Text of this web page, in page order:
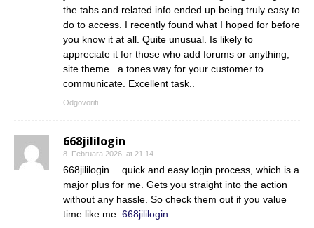
the tabs and related info ended up being truly easy to
do to access. I recently found what I hoped for before
you know it at all. Quite unusual. Is likely to
appreciate it for those who add forums or anything,
site theme . a tones way for your customer to
communicate. Excellent task..
Odgovoriti
668jililogin
8. Februara 2026. at 21:14
668jililogin… quick and easy login process, which is a
major plus for me. Gets you straight into the action
without any hassle. So check them out if you value
time like me. 668jililogin